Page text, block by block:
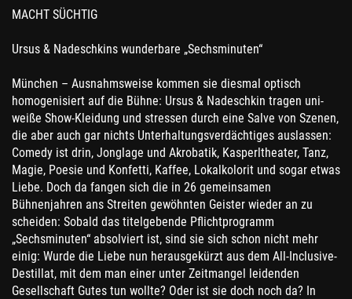
MACHT SÜCHTIG
Ursus & Nadeschkins wunderbare „Sechsminuten“
München – Ausnahmsweise kommen sie diesmal optisch
homogenisiert auf die Bühne: Ursus & Nadeschkin tragen uni-
weiße Show-Kleidung und stressen durch eine Salve von Szenen,
die aber auch gar nichts Unterhaltungsverdächtiges auslassen:
Comedy ist drin, Jonglage und Akrobatik, Kasperltheater, Tanz,
Magie, Poesie und Konfetti, Kaffee, Lokalkolorit und sogar etwas
Liebe. Doch da fangen sich die in 26 gemeinsamen
Bühnenjahren ans Streiten gewöhnten Geister wieder an zu
scheiden: Sobald das titelgebende Pflichtprogramm
„Sechsminuten“ absolviert ist, sind sie sich schon nicht mehr
einig: Wurde die Liebe nun herausgekürzt aus dem All-Inclusive-
Destillat, mit dem man einer unter Zeitmangel leidenden
Gesellschaft Gutes tun wollte? Oder ist sie doch noch da? In